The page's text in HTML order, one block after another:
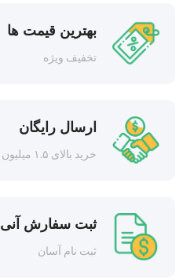
بهترین قیمت ها
تخفیف ویژه
ارسال رایگان
خرید بالای ۱.۵ میلیون
ثبت سفارش آنی
ثبت نام آسان